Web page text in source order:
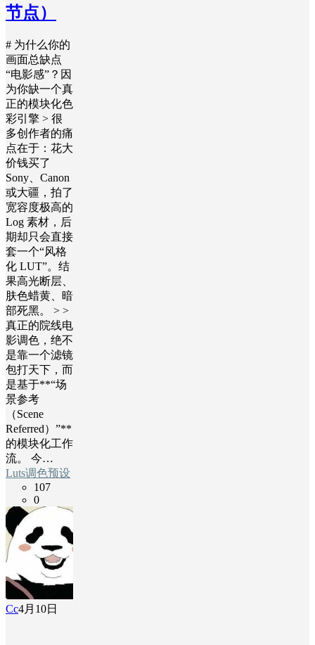
节点）
# 为什么你的
画面总缺点
“电影感”？因
为你缺一个真
正的模块化色
彩引擎 > 很
多创作者的痛
点在于：花大
价钱买了
Sony、Canon
或大疆，拍了
宽容度极高的
Log 素材，后
期却只会直接
套一个“风格
化 LUT”。结
果高光断层、
肤色蜡黄、暗
部死黑。 > >
真正的院线电
影调色，绝不
是靠一个滤镜
包打天下，而
是基于**“场
景参考
（Scene
Referred）”**
的模块化工作
流。 今…
Luts调色预设
107
0
Cc4月10日